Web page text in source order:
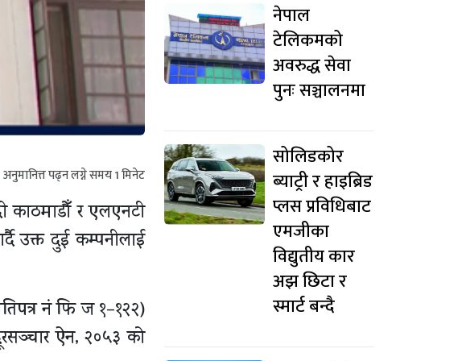
अनुमानित्त पढ्न लग्ने समय1मिनेट
काठमाडौँ र एलएनटी
उक्त दुई कम्पनीलाई
नं फि ज १–१२२)
ऐन, २०५३ को
नेपाल
टेलिकमको
अवरुद्ध सेवा
पुनः सञ्चालनमा
सोलिडकोर
ब्याट्री र हाइब्रिड
प्लस प्रविधिबाट
एमजीका
विद्युतीय कार
अझ छिटा र
स्मार्ट बन्दै